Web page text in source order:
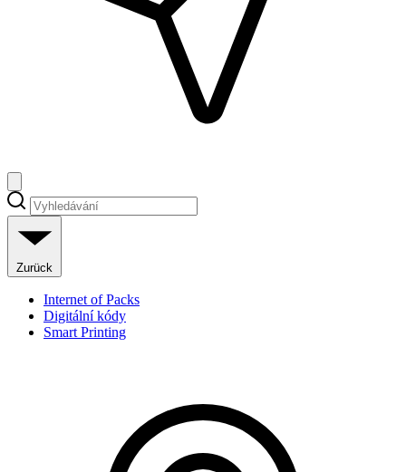
Zurück
Internet of Packs
Digitální kódy
Smart Printing